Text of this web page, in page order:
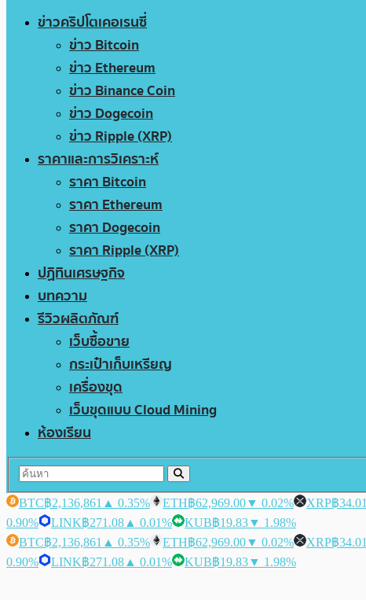
ข่าวคริปโตเคอเรนซี่
ข่าว Bitcoin
ข่าว Ethereum
ข่าว Binance Coin
ข่าว Dogecoin
ข่าว Ripple (XRP)
ราคาและการวิเคราะห์
ราคา Bitcoin
ราคา Ethereum
ราคา Dogecoin
ราคา Ripple (XRP)
ปฏิทินเศรษฐกิจ
บทความ
รีวิวผลิตภัณฑ์
เว็บซื้อขาย
กระเป๋าเก็บเหรียญ
เครื่องขุด
เว็บขุดแบบ Cloud Mining
ห้องเรียน
BTC฿2,136,861 ▲ 0.35% ETH฿62,969.00▼ 0.02% XRP฿34.01
0.90%
LINK฿271.08 ▲ 0.01% KUB฿19.83▼ 1.98%
BTC฿2,136,861 ▲ 0.35% ETH฿62,969.00▼ 0.02% XRP฿34.01
0.90%
LINK฿271.08 ▲ 0.01% KUB฿19.83▼ 1.98%